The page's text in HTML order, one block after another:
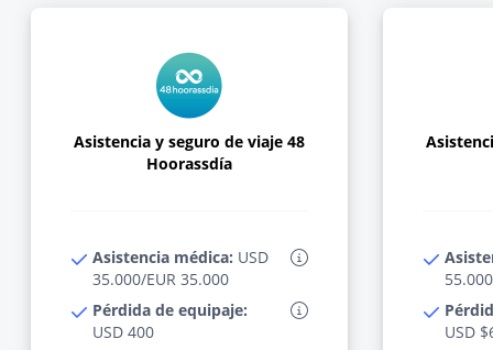
Asistencia y seguro de viaje 48
Hoorassdía
Asistencia médica: USD
35.000/EUR 35.000
Pérdida de equipaje:
USD 400
55.000
USD